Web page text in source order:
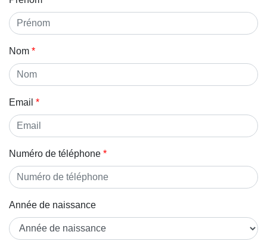
Nom
Email
Numéro de téléphone
Année de naissance